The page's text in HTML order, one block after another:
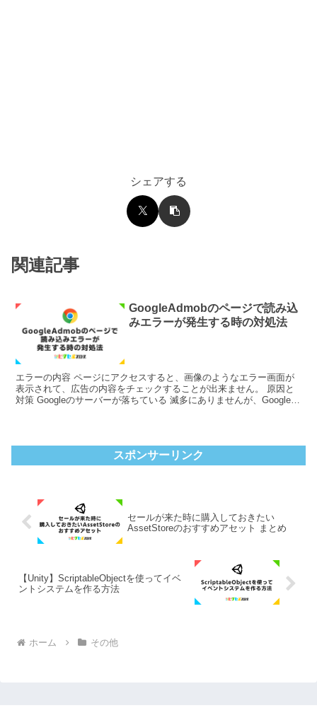
シェアする
関連記事
GoogleAdmobのページで読み込
みエラーが発生する時の対処法
エラーの内容 ページにアクセスすると、画像のようなエラー画面が
表示されて、広告の内容をチェックすることが出来ません。 原因と
対策 Googleのサーバーが落ちている 滅多にありませんが、Googleの
スポンサーリンク
セールが来た時に購入しておきたい
AssetStoreのおすすめアセット まとめ
【Unity】ScriptableObjectを使ってイベ
ントシステムを作る方法
ホーム その他